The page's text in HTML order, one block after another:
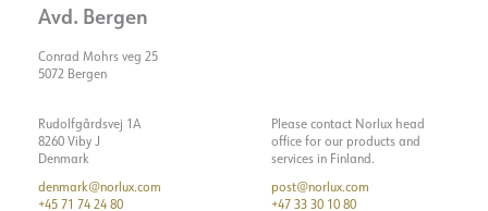
Avd. Bergen
Conrad Mohrs veg 25
5072 Bergen
Rudolfgårdsvej 1A
8260 Viby J
Denmark
denmark@norlux.com
+45 71 74 24 80
Please contact Norlux head
office for our products and
services in Finland.
post@norlux.com
+47 33 30 10 80